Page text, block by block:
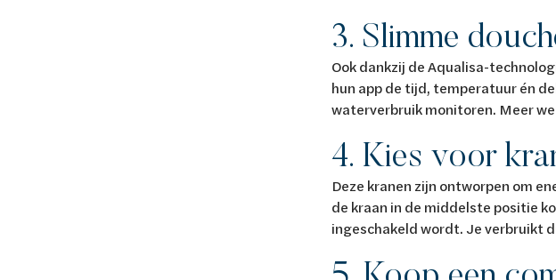
3. Slimme
Ook dankzij de Aqualisa-
hun app de tijd, temperatuur én
waterverbruik monitoren. Meer
4. Kies voor
Deze kranen zijn ontworpen om
de kraan in de middelste positie
ingeschakeld wordt. Je verbruikt